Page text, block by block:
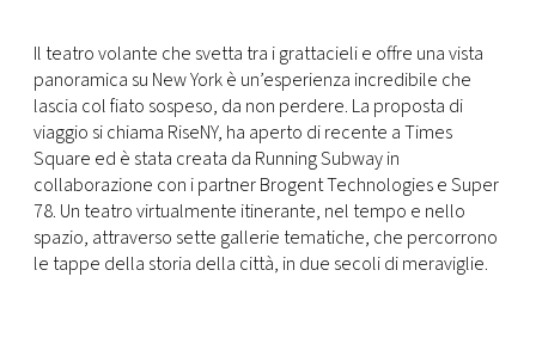
Il teatro volante che svetta tra i grattacieli e offre una vista
panoramica su New York è un’esperienza incredibile che
lascia col fiato sospeso, da non perdere. La proposta di
viaggio si chiama RiseNY, ha aperto di recente a Times
Square ed è stata creata da Running Subway in
collaborazione con i partner Brogent Technologies e Super
78. Un teatro virtualmente itinerante, nel tempo e nello
spazio, attraverso sette gallerie tematiche, che percorrono
le tappe della storia della città, in due secoli di meraviglie.